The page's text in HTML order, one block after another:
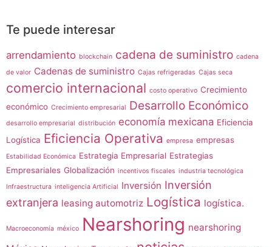
Te puede interesar
arrendamiento blockchain cadena de suministro cadena
de valor Cadenas de suministro Cajas refrigeradas Cajas seca
comercio internacional costo operativo Crecimiento
económico Crecimiento empresarial Desarrollo Económico
desarrollo empresarial distribución economía mexicana Eficiencia
Logística Eficiencia Operativa empresa empresas
Estabilidad Económica Estrategia Empresarial Estrategias
Empresariales Globalización incentivos fiscales industria tecnológica
Infraestructura inteligencia Artificial Inversión Inversión
extranjera leasing automotriz Logística logística.
Macroeconomía méxico Nearshoring nearshoring